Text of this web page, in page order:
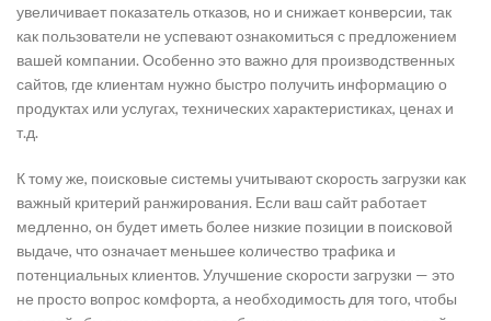
увеличивает показатель отказов, но и снижает конверсии, так
как пользователи не успевают ознакомиться с предложением
вашей компании. Особенно это важно для производственных
сайтов, где клиентам нужно быстро получить информацию о
продуктах или услугах, технических характеристиках, ценах и
т.д.
К тому же, поисковые системы учитывают скорость загрузки как
важный критерий ранжирования. Если ваш сайт работает
медленно, он будет иметь более низкие позиции в поисковой
выдаче, что означает меньшее количество трафика и
потенциальных клиентов. Улучшение скорости загрузки — это
не просто вопрос комфорта, а необходимость для того, чтобы